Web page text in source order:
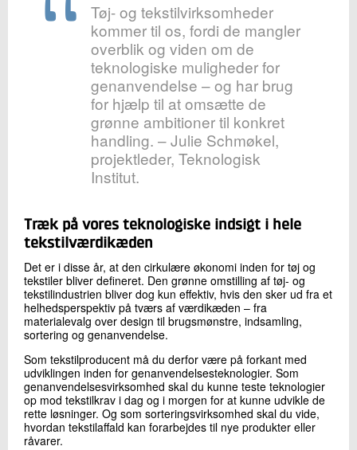
Tøj- og tekstilvirksomheder
kommer til os, fordi de mangler
overblik og viden om de
teknologiske muligheder for
genanvendelse – og har brug
for hjælp til at omsætte de
grønne ambitioner til konkret
handling. – Julie Schmøkel,
projektleder, Teknologisk
Institut.
Træk på vores teknologiske indsigt i hele
tekstilværdikæden
Det er i disse år, at den cirkulære økonomi inden for tøj og
tekstiler bliver defineret. Den grønne omstilling af tøj- og
tekstilindustrien bliver dog kun effektiv, hvis den sker ud fra et
helhedsperspektiv på tværs af værdikæden – fra
materialevalg over design til brugsmønstre, indsamling,
sortering og genanvendelse.
Som tekstilproducent må du derfor være på forkant med
udviklingen inden for genanvendelsesteknologier. Som
genanvendelsesvirksomhed skal du kunne teste teknologier
op mod tekstilkrav i dag og i morgen for at kunne udvikle de
rette løsninger. Og som sorteringsvirksomhed skal du vide,
hvordan tekstilaffald kan forarbejdes til nye produkter eller
råvarer.